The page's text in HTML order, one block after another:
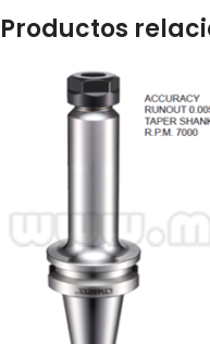
Productos